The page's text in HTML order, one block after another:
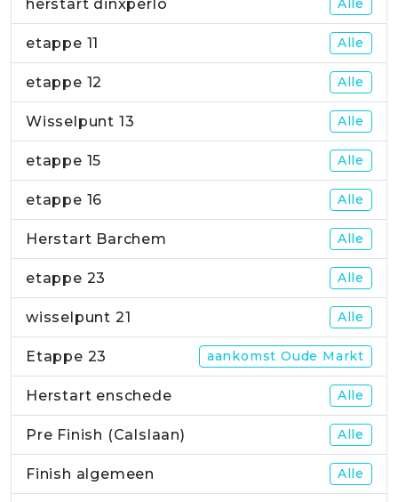
herstart dinxperlo Alle
etappe 11 Alle
etappe 12 Alle
Wisselpunt 13 Alle
etappe 15 Alle
etappe 16 Alle
Herstart Barchem Alle
etappe 23 Alle
wisselpunt 21 Alle
Etappe 23 aankomst Oude Markt
Herstart enschede Alle
Pre Finish (Calslaan) Alle
Finish algemeen Alle